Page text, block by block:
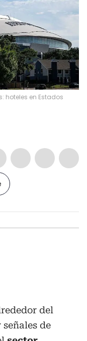
hoteles en Estados
del
de